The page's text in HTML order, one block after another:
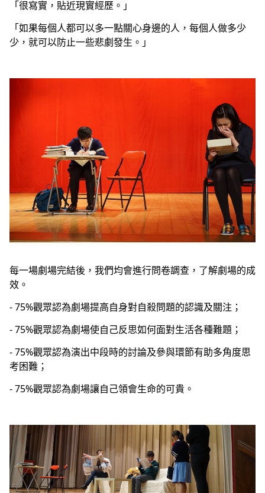
「很寫實，貼近現實經歷。」
「如果每個人都可以多一點關心身邊的人，每個人做多少
少，就可以防止一些悲劇發生。」
每一場劇場完結後，我們均會進行問卷調查，了解劇場的成
效。
- 75%觀眾認為劇場提高自身對自殺問題的認識及關注；
- 75%觀眾認為劇場使自己反思如何面對生活各種難題；
- 75%觀眾認為演出中段時的討論及參與環節有助多角度思
考困難；
- 75%觀眾認為劇場讓自己領會生命的可貴。